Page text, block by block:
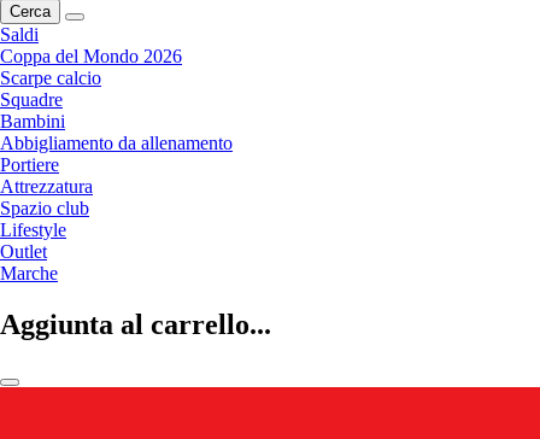
Cerca
Saldi
Coppa del Mondo 2026
Scarpe calcio
Squadre
Bambini
Abbigliamento da allenamento
Portiere
Attrezzatura
Spazio club
Lifestyle
Outlet
Marche
Aggiunta al carrello...